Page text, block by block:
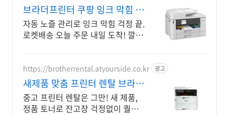
브라더프린터 쿠팡 잉크 막힘 자
동 관리
자동 노즐 관리로 잉크 막힘 걱정 끝.
로켓배송 오늘 주문 내일 도착! 깔끔
https://brotherrental.atyourside.co.kr 광고
새제품 맞춤 프린터 렌탈 브라더
복합기 렌탈
중고 프린터 렌탈은 그만! 새 제품,
정품 토너로 잔고장 걱정없이 퀄리